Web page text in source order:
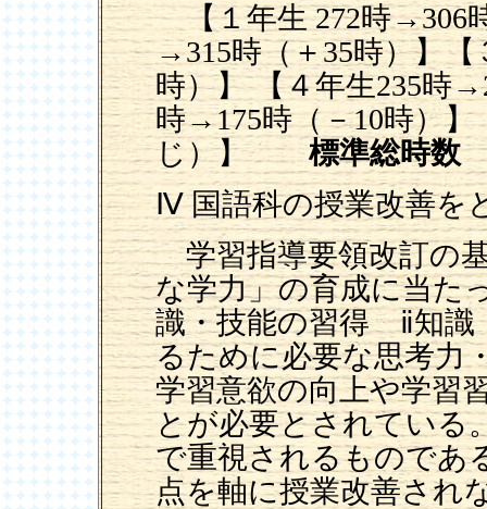
【１年生272時→306
→315時（＋35時）】
時）】 【４年生235時
時→175時（－10時）
じ）】標準総時数
Ⅳ 国語科の授業改善を
学習指導要領改訂の
な学力」の育成に当た
識・技能の習得 ⅱ知識
るために必要な思考
学習意欲の向上や学習
とが必要とされている
で重視されるものであ
点を軸に授業改善され